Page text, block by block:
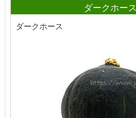
ダークホース
ダークホース